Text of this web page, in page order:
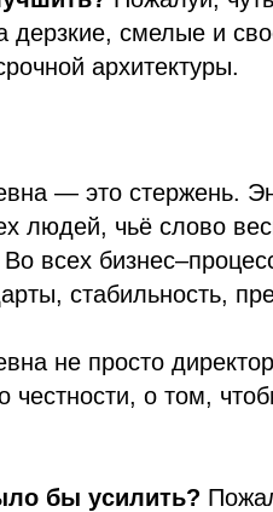
дерзкие, смелые и
архитектуры.
— это стержень.
людей, чьё слово
всех
стабильность,
не просто
о том,
бы усилить?